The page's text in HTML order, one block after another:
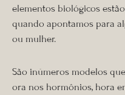
elementos biológicos
quando apontamos para
ou mulher.
São inúmeros modelos
ora nos hormônios, hora